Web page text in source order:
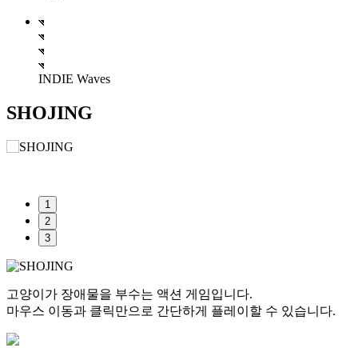
INDIE Waves
SHOJING
1
2
3
고양이가 장애물을 부수는 액션 게임입니다.
마우스 이동과 클릭만으로 간단하게 플레이할 수 있습니다.